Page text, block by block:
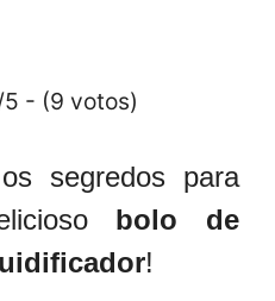
5 - (9 votos)
segredos para
bolo de
!